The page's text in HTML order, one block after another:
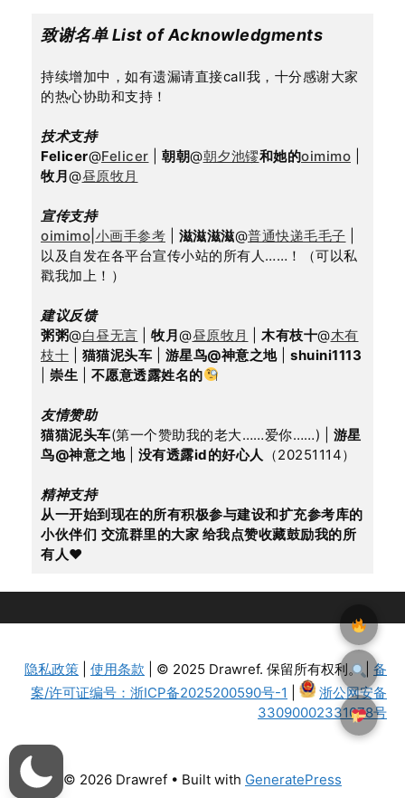
致谢名单 List of Acknowledgments
持续增加中，如有遗漏请直接call我，十分感谢大家
的热心协助和支持！
技术支持
Felicer@Felicer 朝朝@朝夕池镠和她的oimimo
牧月@昼原牧月
宣传支持
oimimo|小画手参考
滋滋滋滋@普通快递毛毛子
以及自发在各平台宣传小站的所有人……！（可以私
戳我加上！）
建议反馈
粥粥@白昼无言 牧月@昼原牧月 木有枝十@木有
枝十
猫猫泥头车 游星鸟@神意之地 | shuini1113
崇生 不愿意透露姓名的
友情赞助
猫猫泥头车(第一个赞助我的老大……爱你……) | 游星
鸟@神意之地 | 没有透露id的好心人 （20251114）
精神支持
从一开始到现在的所有积极参与建设和扩充参考库的
小伙伴们 交流群里的大家 给我点赞收藏鼓励我的所
有人♥
隐私政策 使用条款 | © 2025 Drawref. 保留所有权利。 | 备
案/许可证编号：浙ICP备2025200590号-1
浙公网安备
33090002331078号
© 2026 Drawref • Built with GeneratePress